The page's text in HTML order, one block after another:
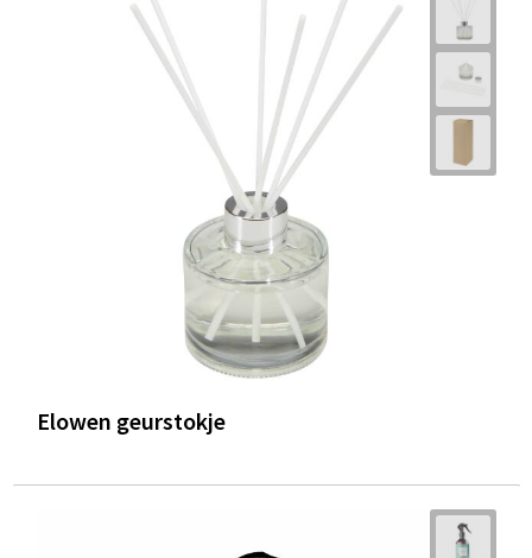
Elowen geurstokje